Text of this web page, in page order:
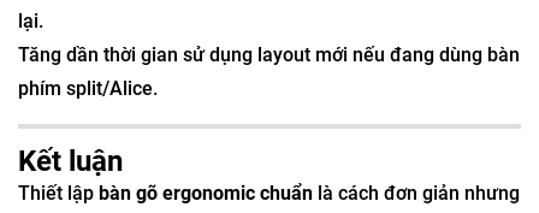
lại.
Tăng dần thời gian sử dụng layout mới nếu đang dùng bàn
phím split/Alice.
Kết luận
Thiết lập bàn gõ ergonomic chuẩn là cách đơn giản nhưng